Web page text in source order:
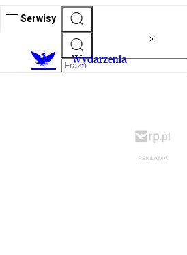
Serwisy
Wydarzenia